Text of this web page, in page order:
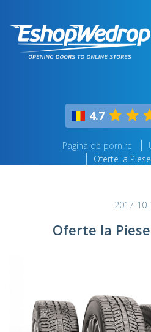
4.7
Pagina de pornire
Oferte la
2017-
Oferte la